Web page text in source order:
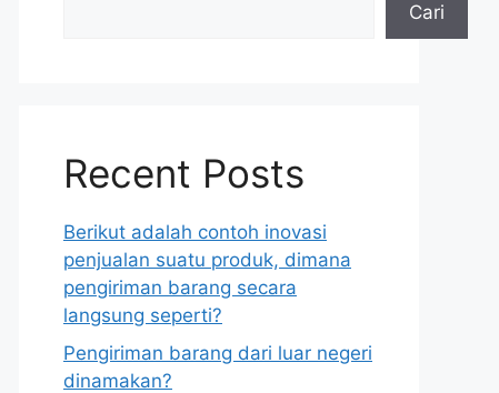
Cari
Recent Posts
Berikut adalah contoh inovasi
penjualan suatu produk, dimana
pengiriman barang secara
langsung seperti?
Pengiriman barang dari luar negeri
dinamakan?